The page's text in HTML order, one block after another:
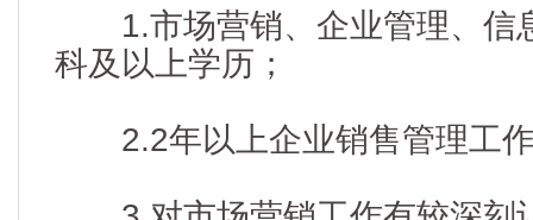
1.市场营销、企业管理、信
科及以上学历；
2.2年以上企业销售管理工